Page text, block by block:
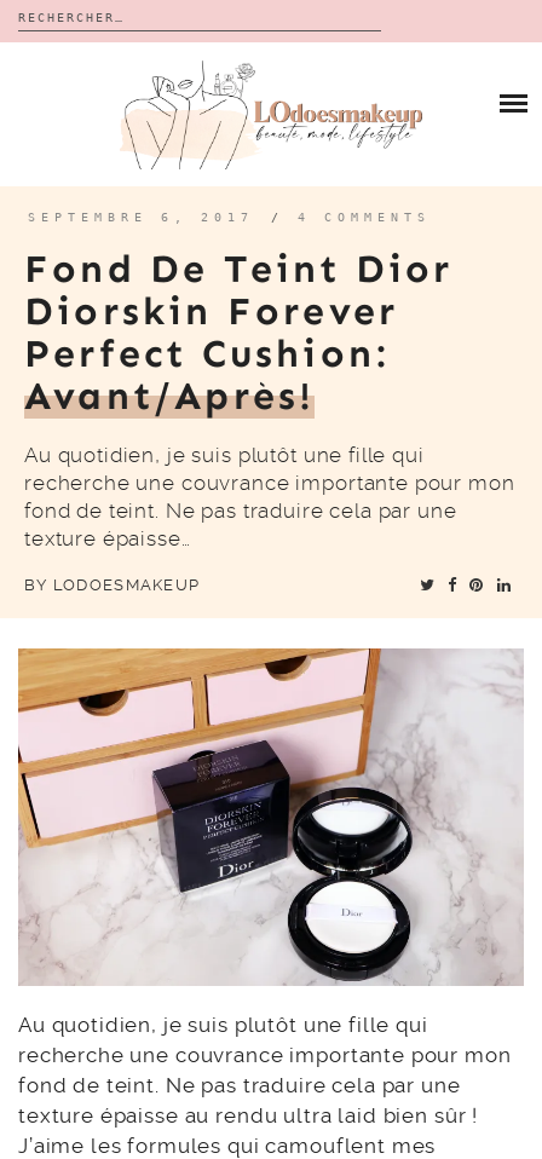
Rechercher :
CALENDRIERS DE L’AVENT
BON PLAN
À PROPOS
CONTACT
SEPTEMBRE 6, 2017 / 4 COMMENTS
Fond De Teint Dior
Diorskin Forever
Perfect Cushion:
Avant/après!
Au quotidien, je suis plutôt une fille qui
recherche une couvrance importante pour mon
fond de teint. Ne pas traduire cela par une
texture épaisse…
BY LODOESMAKEUP
Au quotidien, je suis plutôt une fille qui
recherche une couvrance importante pour mon
fond de teint. Ne pas traduire cela par une
texture épaisse au rendu ultra laid bien sûr !
J’aime les formules qui camouflent mes